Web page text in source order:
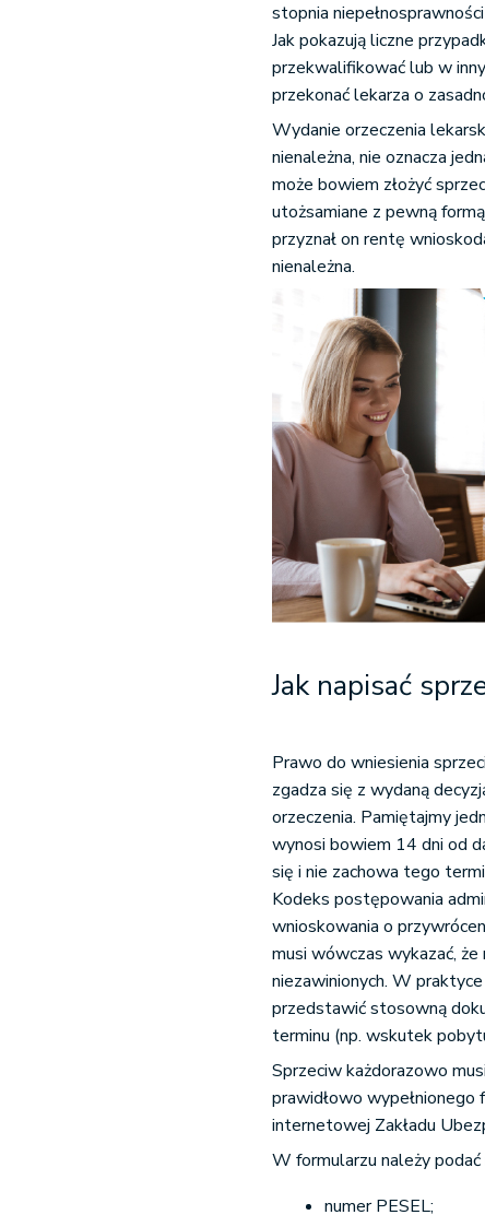
stopnia
Jak pokazują liczne
przekwalifikować lub w
przekonać lekarza o
Wydanie orzeczenia
nienależna, nie oznacza
może bowiem złożyć
utożsamiane z pewną
przyznał on rentę
nienależna.
Jak napisać
Prawo do wniesienia
zgadza się z wydaną
orzeczenia. Pamiętajmy
wynosi bowiem 14 dni od
się i nie zachowa tego
Kodeks postępowania
wnioskowania o
musi wówczas wykazać,
niezawinionych. W
przedstawić stosowną
terminu (np. wskutek
Sprzeciw każdorazowo
prawidłowo
internetowej Zakładu
W formularzu należy
numer PESEL;